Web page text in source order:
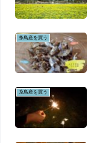
糸島産を買う
糸島産を買う